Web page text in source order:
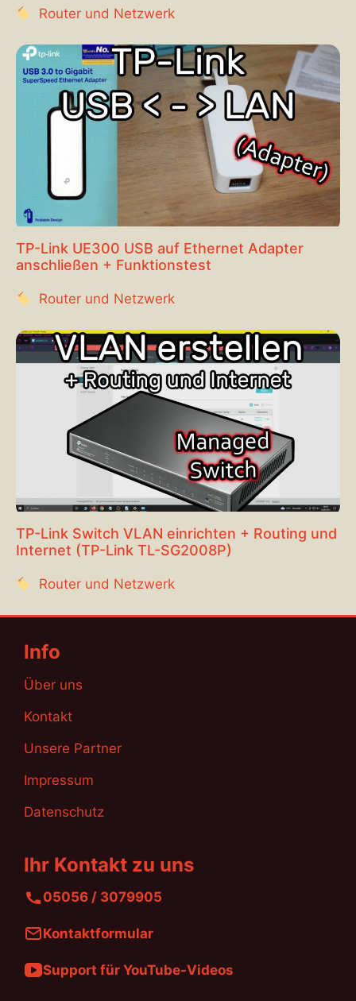
Router und Netzwerk
TP-Link UE300 USB auf Ethernet Adapter
anschließen + Funktionstest
Router und Netzwerk
TP-Link Switch VLAN einrichten + Routing und
Internet (TP-Link TL-SG2008P)
Router und Netzwerk
Info
Über uns
Kontakt
Unsere Partner
Impressum
Datenschutz
Ihr Kontakt zu uns
05056 / 3079905
Kontaktformular
Support für YouTube-Videos